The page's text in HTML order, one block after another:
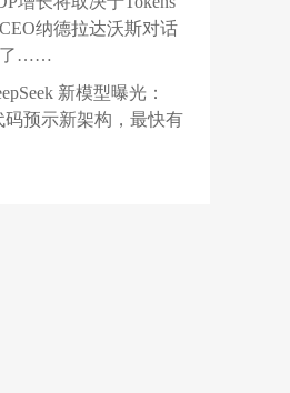
个真人都没有的爽
，正在让老外疯狂上
新模型连破10道
学难题，2000美元把
学变成了点击游戏
纳德拉达沃斯对话
了……
新模型曝光：
码预示新架构，最快有